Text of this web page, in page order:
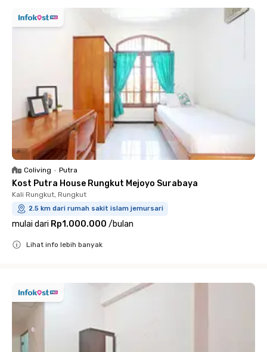
Coliving • Putra
Kost Putra House Rungkut Mejoyo Surabaya
Kali Rungkut, Rungkut
2.5 km dari rumah sakit islam jemursari
mulai dari Rp1.000.000 /bulan
Lihat info lebih banyak